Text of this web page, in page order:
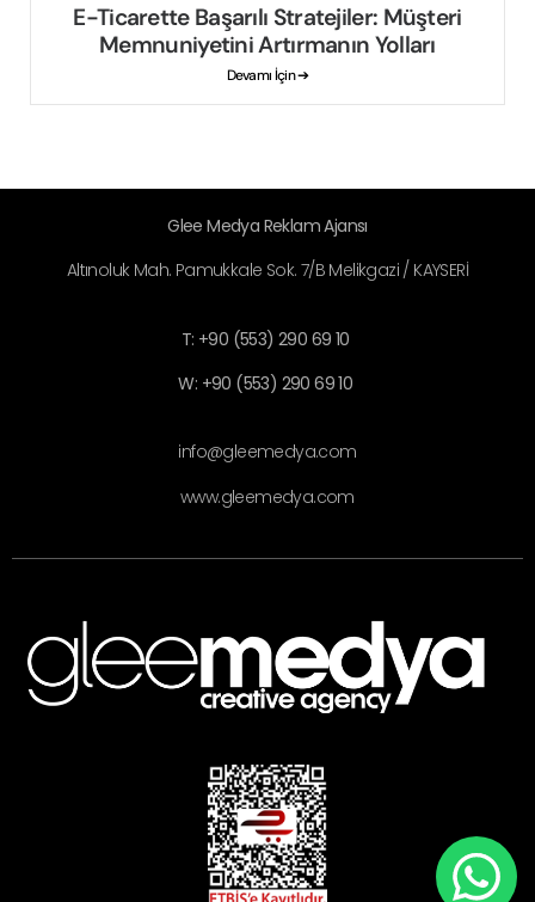
E-Ticarette Başarılı Stratejiler: Müşteri
Memnuniyetini Artırmanın Yolları
Devamı İçin ➔
Glee Medya Reklam Ajansı
Altınoluk Mah. Pamukkale Sok. 7/B Melikgazi / KAYSERİ
T: +90 (553) 290 69 10
W: +90 (553) 290 69 10
info@gleemedya.com
www.gleemedya.com